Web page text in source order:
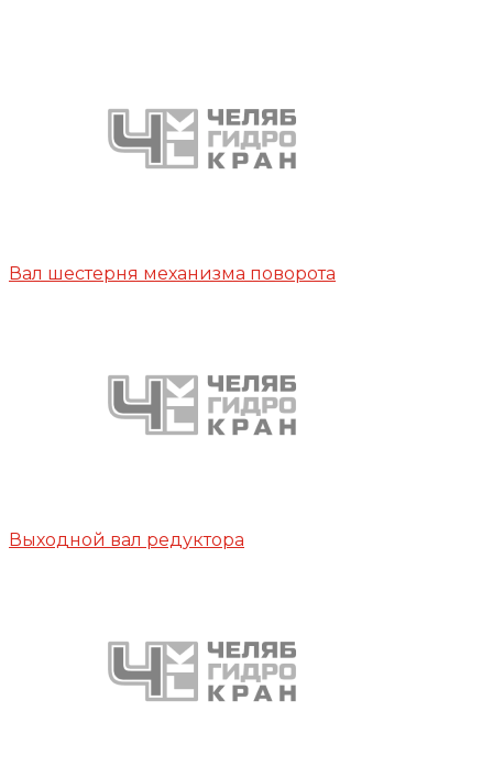
Вал шестерня механизма поворота
Выходной вал редуктора